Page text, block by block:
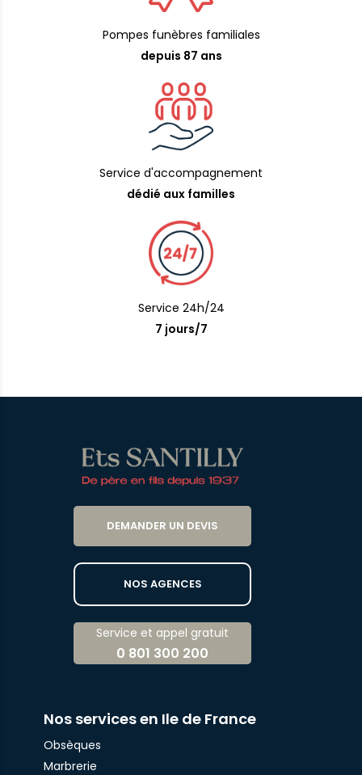
Pompes funèbres familiales
depuis 87 ans
Service d'accompagnement
dédié aux familles
Service 24h/24
7 jours/7
DEMANDER UN DEVIS
NOS AGENCES
Service et appel gratuit
0 801 300 200
Nos services en Ile de France
Obsèques
Marbrerie